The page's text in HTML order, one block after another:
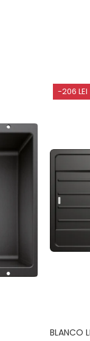
-206 LEI
BLANCO